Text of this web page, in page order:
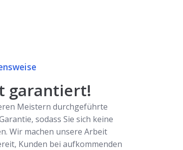
garantiert!
Meistern durchgeführte
sodass Sie sich keine
Wir machen unsere Arbeit
Kunden bei aufkommenden